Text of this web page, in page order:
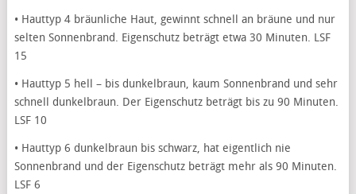
• Hauttyp 4 bräunliche Haut, gewinnt schnell an bräune und nur
selten Sonnenbrand. Eigenschutz beträgt etwa 30 Minuten. LSF
15
• Hauttyp 5 hell – bis dunkelbraun, kaum Sonnenbrand und sehr
schnell dunkelbraun. Der Eigenschutz beträgt bis zu 90 Minuten.
LSF 10
• Hauttyp 6 dunkelbraun bis schwarz, hat eigentlich nie
Sonnenbrand und der Eigenschutz beträgt mehr als 90 Minuten.
LSF 6